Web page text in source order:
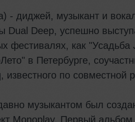
- диджей, музыкант и
Dual Deep, успешно
фестивалях, как "Усадьба
в Петербурге,
известного по совместной
музыкантом был
Monoplay. Первый альбом,